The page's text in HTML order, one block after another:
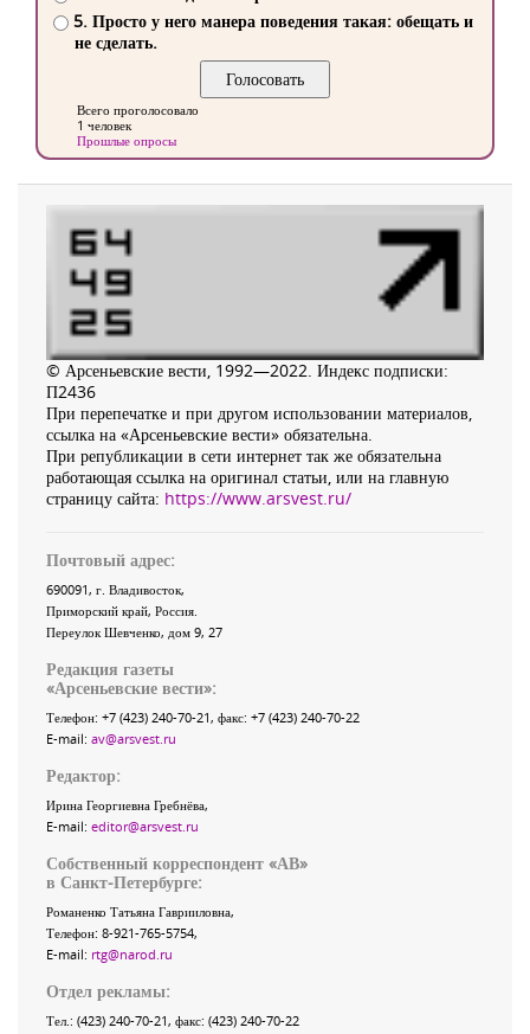
5. Просто у него манера поведения такая: обещать и
не сделать.
Всего проголосовало
1 человек
Прошлые опросы
© Арсеньевские вести, 1992—2022. Индекс подписки:
П2436
При перепечатке и при другом использовании материалов,
ссылка на «Арсеньевские вести» обязательна.
При републикации в сети интернет так же обязательна
работающая ссылка на оригинал статьи, или на главную
страницу сайта: https://www.arsvest.ru/
Почтовый адрес:
690091, г. Владивосток,
Приморский край, Россия
Переулок Шевченко, дом 9, 27
Редакция газеты
«Арсеньевские вести»:
Телефон: +7 (423) 240-70-21, факс: +7 (423) 240-70-22
E-mail: av@arsvest.ru
Редактор:
Ирина Георгиевна Гребнёва,
E-mail: editor@arsvest.ru
Собственный корреспондент «АВ»
в Санкт-Петербурге:
Романенко Татьяна Гаврииловна,
Телефон: 8-921-765-5754,
E-mail: rtg@narod.ru
Отдел рекламы:
Тел.: (423) 240-70-21, факс: (423) 240-70-22